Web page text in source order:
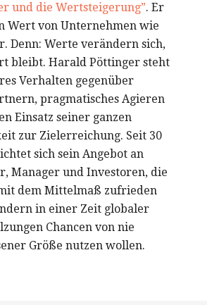
und die Wertsteigerung”. Er
Wert von Unternehmen wie
Denn: Werte verändern sich,
bleibt. Harald Pöttinger steht
Verhalten gegenüber
pragmatisches Agieren
Einsatz seiner ganzen
zur Zielerreichung. Seit 30
sich sein Angebot an
Manager und Investoren, die
dem Mittelmaß zufrieden
in einer Zeit globaler
Chancen von nie
Größe nutzen wollen.